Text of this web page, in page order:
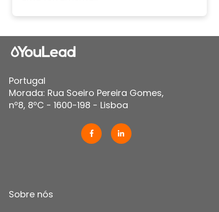
Portugal
Morada: Rua Soeiro Pereira Gomes,
nº8, 8ºC - 1600-198 - Lisboa
Sobre nós